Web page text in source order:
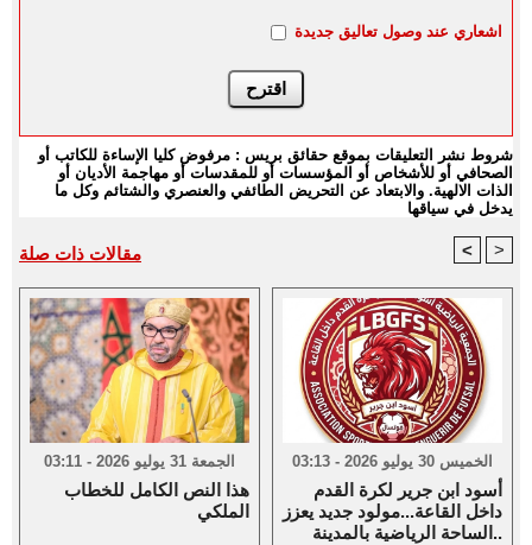
اشعاري عند وصول تعاليق جديدة
شروط نشر التعليقات بموقع حقائق بريس : مرفوض كليا الإساءة للكاتب أو
الصحافي أو للأشخاص أو المؤسسات أو للمقدسات أو مهاجمة الأديان أو
الذات الالهية. والابتعاد عن التحريض الطائفي والعنصري والشتائم وكل ما
يدخل في سياقها
مقالات ذات صلة < >
الجمعة 31 يوليو 2026 - 03:11
هذا النص الكامل للخطاب
الملكي
الخميس 30 يوليو 2026 - 03:13
أسود ابن جرير لكرة القدم
داخل القاعة...مولود جديد يعزز
الساحة الرياضية بالمدينة..